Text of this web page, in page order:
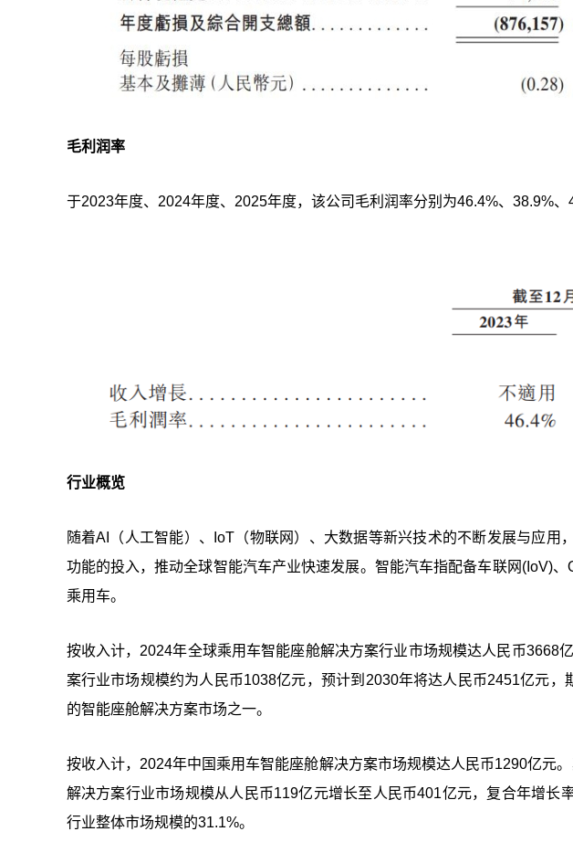
毛利润率
于2023年度、2024年度、2025年度，该公司毛利润率分别为46.4%、38.9%、
行业概览
随着AI（人工智能）、IoT（物联网）、大数据等新兴技术的不断发展与应用
功能的投入，推动全球智能汽车产业快速发展。智能汽车指配备车联网(IoV)
乘用车。
按收入计，2024年全球乘用车智能座舱解决方案行业市场规模达人民币3668
案行业市场规模约为人民币1038亿元，预计到2030年将达人民币2451亿元
的智能座舱解决方案市场之一。
按收入计，2024年中国乘用车智能座舱解决方案市场规模达人民币1290亿元
解决方案行业市场规模从人民币119亿元增长至人民币401亿元，复合年增长
行业整体市场规模的31.1%。